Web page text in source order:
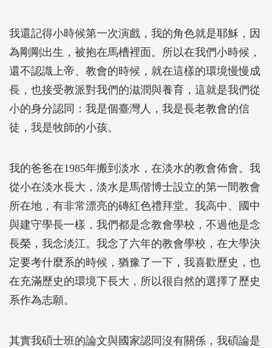
我還記得小時候第一次演戲，我的角色就是耶穌，因
為剛剛出生，被抱在馬槽裡面。所以在我們小時候，
還不認識上帝、教會的時候，就在這樣的環境慢慢成
長，也接受教派對我們的滋潤與養育，這就是我們從
小的身分認同：我是個臺灣人，我是長老教會的信
徒，我是牧師的小孩。
我的爸爸在1985年搬到淡水，在淡水的教會佈會。我
從小在淡水長大，淡水是馬偕博士設立的第一間教會
所在地，有非常漂亮的磚紅色禮拜堂。我高中、國中
與建守學長一樣，我們都是念教會學校，不過他是念
長榮，我念淡江。我念了六年的教會學校，在大學決
定要考什麼系的時候，猶豫了一下，我喜歡歷史，也
在充滿歷史的環境下長大，所以很自然的選擇了歷史
系作為志願。
其實我碩士班的論文與國家認同沒有關係，我碩論是